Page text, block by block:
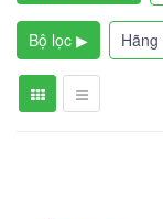
Bộ lọc ▶ Hãng